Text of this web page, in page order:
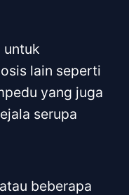
untuk
lain seperti
yang juga
serupa
beberapa